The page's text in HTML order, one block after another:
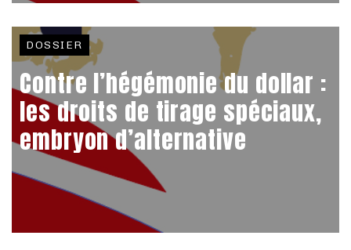
DOSSIER
Contre l’hégémonie du dollar :
les droits de tirage spéciaux,
embryon d’alternative